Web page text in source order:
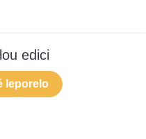
edici
leporelo